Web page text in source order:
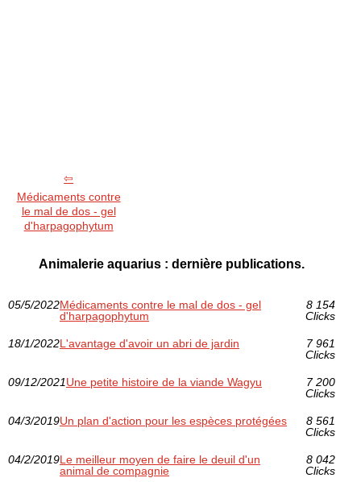
Médicaments contre
le mal de dos - gel
d'harpagophytum
Animalerie aquarius : dernière publications.
05/5/2022Médicaments contre le mal de dos - gel
d'harpagophytum
8 154
Clicks
18/1/2022L'avantage d'avoir un abri de jardin
7 961
Clicks
09/12/2021Une petite histoire de la viande Wagyu
7 200
Clicks
04/3/2019Un plan d'action pour les espèces protégées
8 561
Clicks
04/2/2019Le meilleur moyen de faire le deuil d'un
animal de compagnie
8 042
Clicks